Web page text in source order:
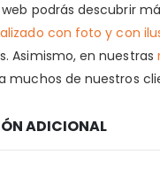
podrás descubrir
con foto y con
Asimismo, en nuestras
muchos de nuestros
ADICIONAL